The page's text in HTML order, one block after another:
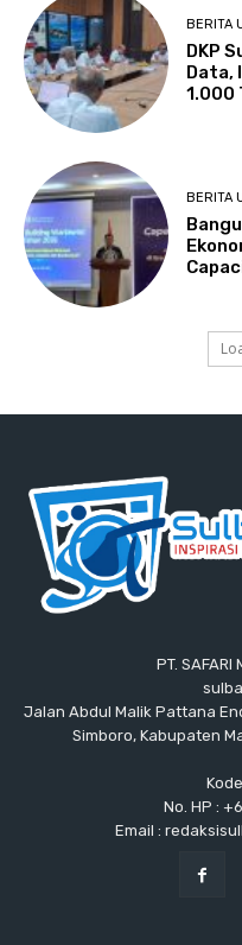
BERITA
DKP
Data,
1.000
BERITA
PT. SAFARI
Jalan Abdul Malik Pattana
Simboro, Kabupaten
No. HP :
Email :